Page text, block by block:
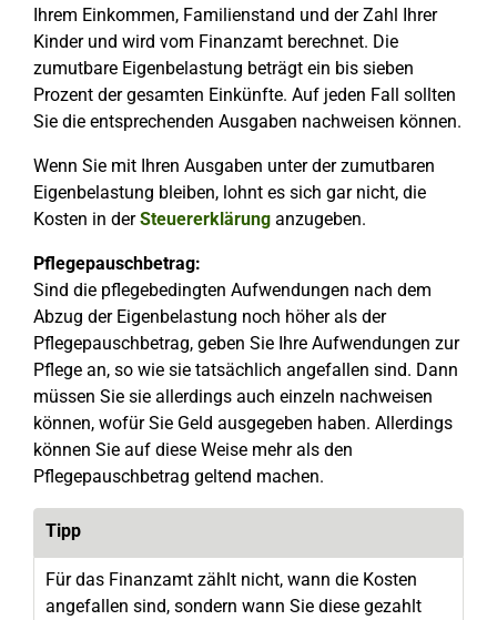
Ihrem Einkommen, Familienstand und der Zahl Ihrer
Kinder und wird vom Finanzamt berechnet. Die
zumutbare Eigenbelastung beträgt ein bis sieben
Prozent der gesamten Einkünfte. Auf jeden Fall sollten
Sie die entsprechenden Ausgaben nachweisen können.
Wenn Sie mit Ihren Ausgaben unter der zumutbaren
Eigenbelastung bleiben, lohnt es sich gar nicht, die
Kosten in derSteuererklärung anzugeben.
Pflegepauschbetrag:
Sind die pflegebedingten Aufwendungen nach dem
Abzug der Eigenbelastung noch höher als der
Pflegepauschbetrag, geben Sie Ihre Aufwendungen zur
Pflege an, so wie sie tatsächlich angefallen sind. Dann
müssen Sie sie allerdings auch einzeln nachweisen
können, wofür Sie Geld ausgegeben haben. Allerdings
können Sie auf diese Weise mehr als den
Pflegepauschbetrag geltend machen.
Tipp
Für das Finanzamt zählt nicht, wann die Kosten
angefallen sind, sondern wann Sie diese gezahlt